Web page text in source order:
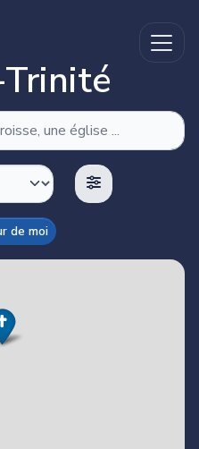
de moi
load map: File -> Trust